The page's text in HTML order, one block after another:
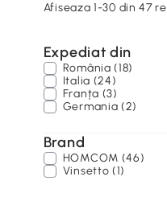
Afiseaza 1-30 din 47
Expediat din
România (18)
Italia (24)
Franța (3)
Germania (2)
Brand
HOMCOM (46)
Vinsetto (1)